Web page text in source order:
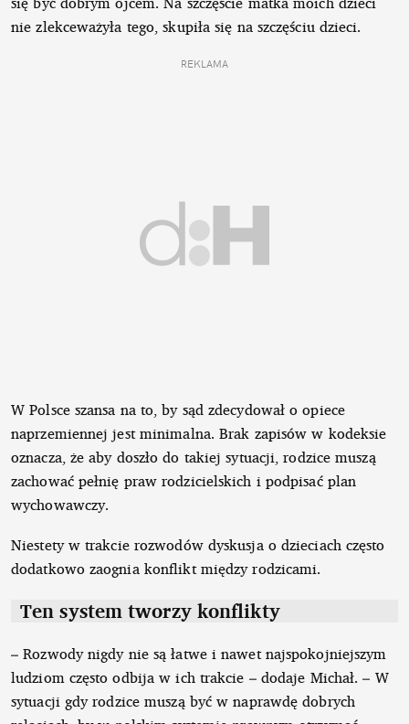
nie zlekceważyła tego, skupiła się na szczęściu dzieci.
REKLAMA
W Polsce szansa na to, by sąd zdecydował o opiece
naprzemiennej jest minimalna. Brak zapisów w kodeksie
oznacza, że aby doszło do takiej sytuacji, rodzice muszą
zachować pełnię praw rodzicielskich i podpisać plan
wychowawczy.
Niestety w trakcie rozwodów dyskusja o dzieciach często
dodatkowo zaognia konflikt między rodzicami.
Ten system tworzy konflikty
– Rozwody nigdy nie są łatwe i nawet najspokojniejszym
ludziom często odbija w ich trakcie – dodaje Michał. – W
sytuacji gdy rodzice muszą być w naprawdę dobrych